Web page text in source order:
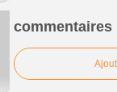
commentaires